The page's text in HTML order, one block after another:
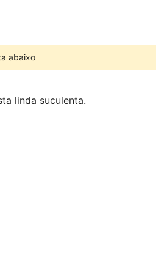
abaixo
linda suculenta.